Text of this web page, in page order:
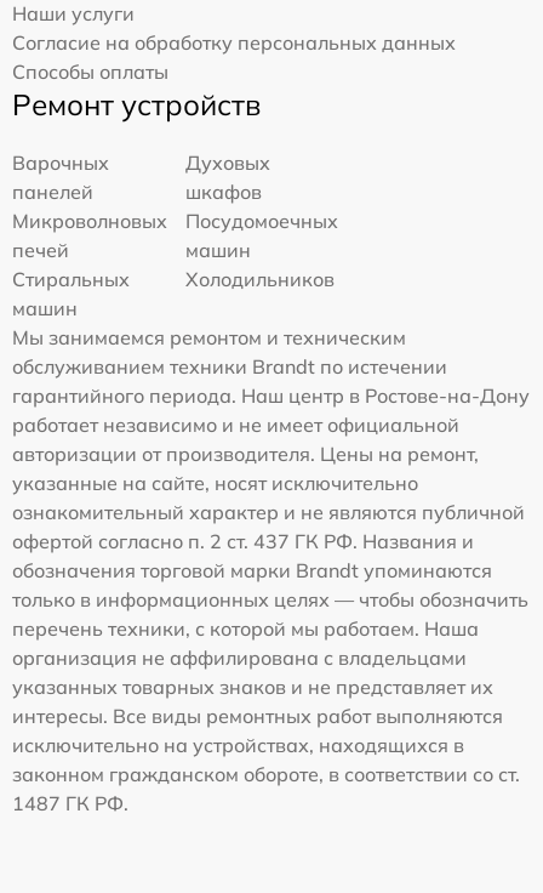
Наши услуги
Согласие на обработку персональных данных
Способы оплаты
Ремонт устройств
Варочных
панелей
Духовых
шкафов
Микроволновых
печей
Посудомоечных
машин
Стиральных
машин
Холодильников
Мы занимаемся ремонтом и техническим
обслуживанием техники Brandt по истечении
гарантийного периода. Наш центр в Ростове-на-Дону
работает независимо и не имеет официальной
авторизации от производителя. Цены на ремонт,
указанные на сайте, носят исключительно
ознакомительный характер и не являются публичной
офертой согласно п. 2 ст. 437 ГК РФ. Названия и
обозначения торговой марки Brandt упоминаются
только в информационных целях — чтобы обозначить
перечень техники, с которой мы работаем. Наша
организация не аффилирована с владельцами
указанных товарных знаков и не представляет их
интересы. Все виды ремонтных работ выполняются
исключительно на устройствах, находящихся в
законном гражданском обороте, в соответствии со ст.
1487 ГК РФ.